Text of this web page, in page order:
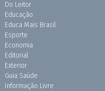
Do Leitor
Educação
Educa Mais Brasil
Esporte
Economia
Editorial
Exterior
Guia Saúde
Informação Livre